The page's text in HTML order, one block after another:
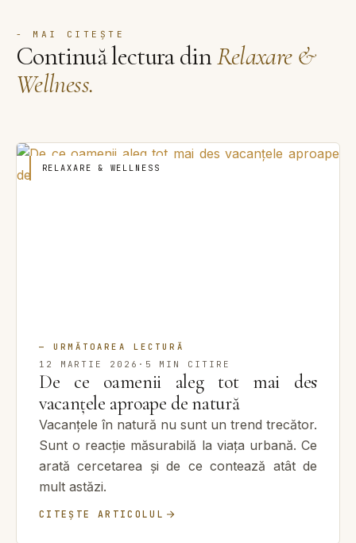
- MAI CITEȘTE
Continuă lectura dinRelaxare &
Wellness.
RELAXARE & WELLNESS
— URMĂTOAREA LECTURĂ
12 MARTIE 2026 · 5 MIN CITIRE
De ce oamenii aleg tot mai des
vacanțele aproape de natură
Vacanțele în natură nu sunt un trend trecător.
Sunt o reacție măsurabilă la viața urbană. Ce
arată cercetarea și de ce contează atât de
mult astăzi.
CITEȘTE ARTICOLUL